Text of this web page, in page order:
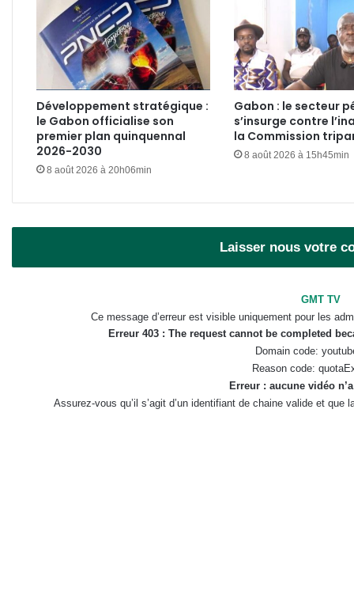
Développement stratégique :
le Gabon officialise son
premier plan quinquennal
2026-2030
8 août 2026 à 20h06min
Gabon : le secteur
s’insurge contre
la Commission
8 août 2026 à 15h45min
Laisser nous votre
GMT TV
Ce message d’erreur est visible uniquement pour les
Erreur 403 : The request cannot be completed
Domain code:
Reason code:
Erreur : aucune vidéo
Assurez-vous qu’il s’agit d’un identifiant de chaine valide et